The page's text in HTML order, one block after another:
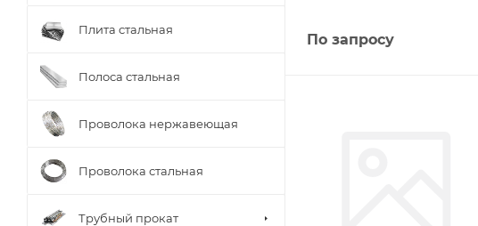
По запросу
Плита стальная
Полоса стальная
Проволока нержавеющая
Проволока стальная
Трубный прокат